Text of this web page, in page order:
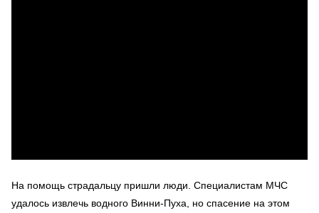
На помощь страдальцу пришли люди. Специалистам МЧС
удалось извлечь водного Винни-Пуха, но спасение на этом